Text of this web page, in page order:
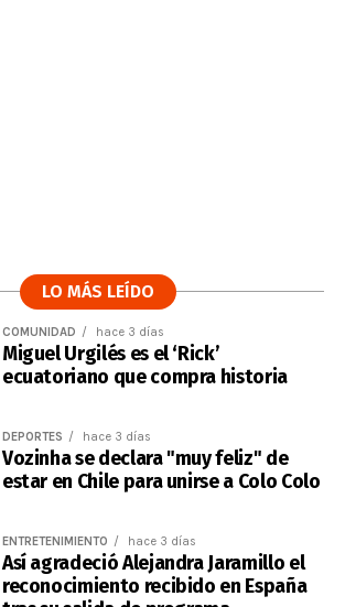
LO MÁS LEÍDO
COMUNIDAD hace 3 días
Miguel Urgilés es el ‘Rick’
ecuatoriano que compra historia
DEPORTES hace 3 días
Vozinha se declara "muy feliz" de
estar en Chile para unirse a Colo Colo
ENTRETENIMIENTO hace 3 días
Así agradeció Alejandra Jaramillo el
reconocimiento recibido en España